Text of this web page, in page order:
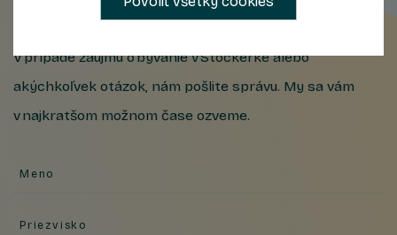
V prípade záujmu o bývanie v Stockerke alebo
akýchkoľvek otázok, nám pošlite správu. My sa vám
v najkratšom možnom čase ozveme.
Meno
Priezvisko